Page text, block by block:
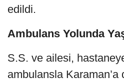
edildi.
Ambulans Yolunda
S.S. ve ailesi,
ambulansla Karaman’a